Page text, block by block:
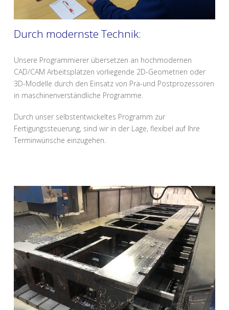
Durch modernste Technik:
Unsere Programmierer übersetzen an hochmodernen
CAD/CAM Arbeitsplätzen vorliegende 2D-Geometrien oder
3D-Modelle durch den Einsatz von Prä-und Postprozessoren
in maschinenverständliche Programme.
Durch unser selbstentwickeltes Programm zur
Fertigungssteuerung, sind wir in der Lage, flexibel auf Ihre
Terminwünsche einzugehen.